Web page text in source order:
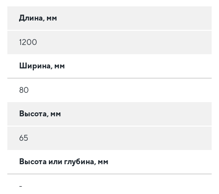
Длина, мм
1200
Ширина, мм
80
Высота, мм
65
Высота или глубина, мм
-